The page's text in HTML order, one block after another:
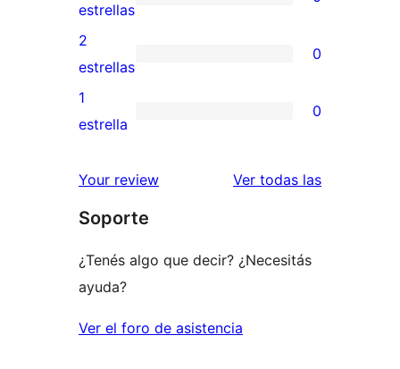
de
4
estrellas
0
valoraciones
de
3
estrellas
estrellas
0
valoraciones
de
estrellas
2
estrellas
0
0
de
estrellas
1
estrella
0
Your review Ver todas lasreseñas
Soporte
¿Tenés algo que decir? ¿Necesitás
ayuda?
Ver el foro de asistencia